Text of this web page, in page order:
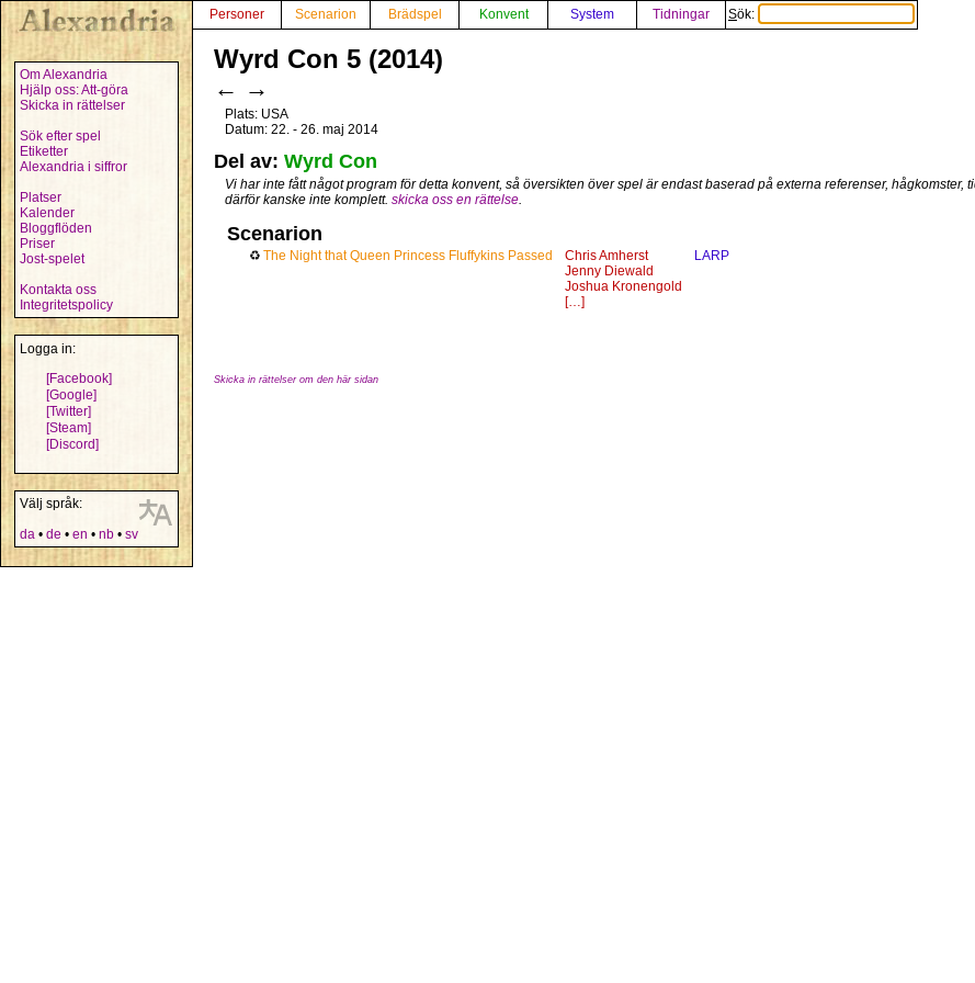
Om Alexandria
Hjälp oss: Att-göra
Skicka in rättelser
Sök efter spel
Etiketter
Alexandria i siffror
Platser
Kalender
Bloggflöden
Priser
Jost-spelet
Kontakta oss
Integritetspolicy
Logga in:
[Facebook]
[Google]
[Twitter]
[Steam]
[Discord]
Välj språk:
da • de • en • nb • sv
Personer Scenarion Brädspel Konvent System Tidningar Sök:
Wyrd Con 5 (2014)
← →
Plats: USA
Datum: 22. - 26. maj 2014
Del av: Wyrd Con
Vi har inte fått något program för detta konvent, så översikten över spel är endast baserad på externa referenser, hågkomster,
därför kanske inte komplett. skicka oss en rättelse.
Scenarion
♻ The Night that Queen Princess Fluffykins Passed
Chris Amherst
Jenny Diewald
Joshua Kronengold
[…]
LARP
Skicka in rättelser om den här sidan